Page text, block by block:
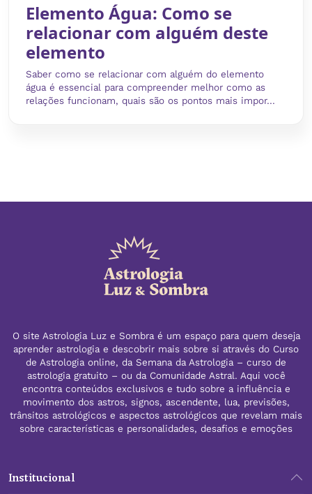
Elemento Água: Como se
relacionar com alguém deste
elemento
Saber como se relacionar com alguém do elemento
água é essencial para compreender melhor como as
relações funcionam, quais são os pontos mais impor...
O site Astrologia Luz e Sombra é um espaço para quem deseja
aprender astrologia e descobrir mais sobre si através do Curso
de Astrologia online, da Semana da Astrologia – curso de
astrologia gratuito – ou da Comunidade Astral. Aqui você
encontra conteúdos exclusivos e tudo sobre a influência e
movimento dos astros, signos, ascendente, lua, previsões,
trânsitos astrológicos e aspectos astrológicos que revelam mais
sobre características e personalidades, desafios e emoções
Institucional